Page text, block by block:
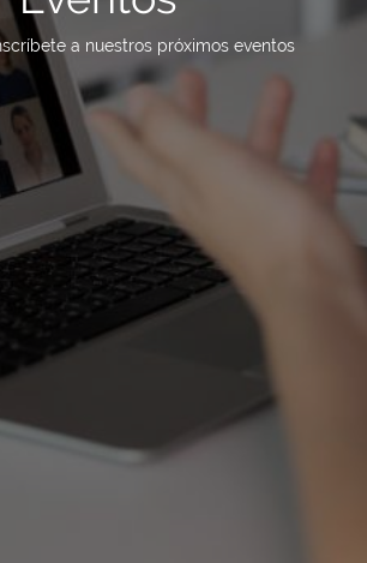
a nuestros próximos eventos